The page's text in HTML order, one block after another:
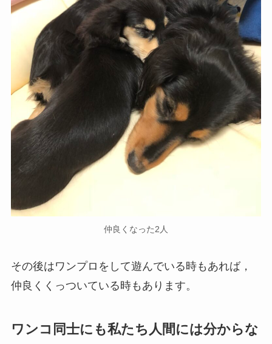
仲良くなった2人
その後はワンプロをして遊んでいる時もあれば，
仲良くくっついている時もあります。
ワンコ同士にも私たち人間には分からな